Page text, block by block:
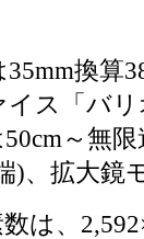
換算
イス「バ
～無
)、拡大鏡
は、